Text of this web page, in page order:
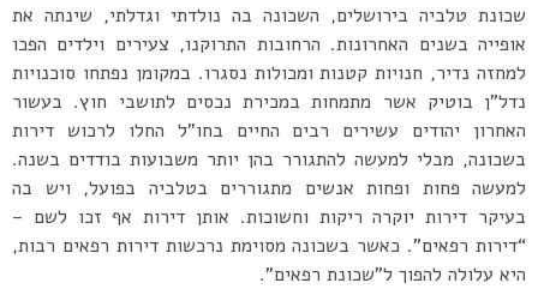
שכונת טלביה בירושלים, השכונה בה נולדתי וגדלתי, שינתה את
אופייה בשנים האחרונות. הרחובות התרוקנו, צעירים וילדים הפכו
למחזה נדיר, חנויות קטנות ומכולות נסגרו. במקומן נפתחו סוכנויות
נדל”ן בוטיק אשר מתמחות במכירת נכסים לתושבי חוץ. בעשור
האחרון יהודים עשירים רבים החיים בחו”ל החלו לרכוש דירות
בשכונה, מבלי למעשה להתגורר בהן יותר משבועות בודדים בשנה.
למעשה פחות ופחות אנשים מתגוררים בטלביה בפועל, ויש בה
בעיקר דירות יוקרה ריקות וחשוכות. אותן דירות אף זכו לשם –
“דירות רפאים”. כאשר בשכונה מסוימת נרכשות דירות רפאים רבות,
היא עלולה להפוך ל”שכונת רפאים”.